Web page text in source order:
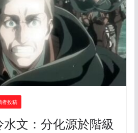
者投稿
文：分化源於階級